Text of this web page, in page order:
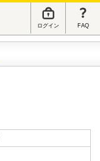
ログイン FAQ